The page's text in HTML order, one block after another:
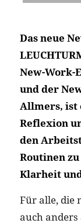
Das neue
New-Work-
und der
Allmers, ist
Reflexion
den
Routinen
Klarheit
Für alle, die
auch